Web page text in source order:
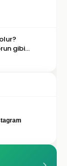
gibi